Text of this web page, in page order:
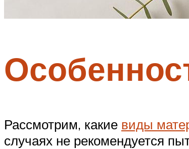
Рассмотрим, какие виды
случаях не рекомендуется